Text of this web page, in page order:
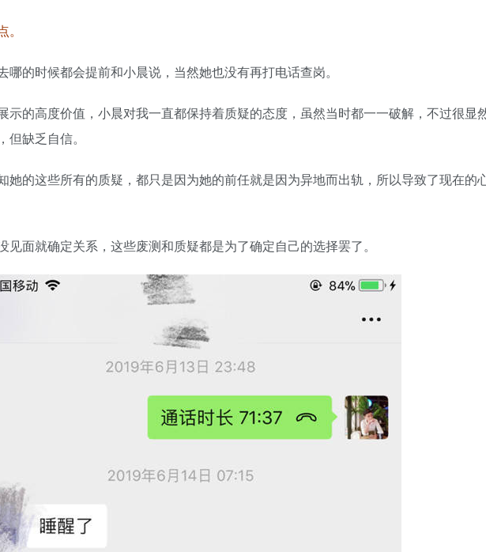
哪的时候都会提前和小晨说，当然她也没有再打电话查岗。
示的高度价值，小晨对我一直都保持着质疑的态度，虽然当时都一一破解，不过很显
缺乏自信。
她的这些所有的质疑，都只是因为她的前任就是因为异地而出轨，所以导致了现在的
见面就确定关系，这些废测和质疑都是为了确定自己的选择罢了。